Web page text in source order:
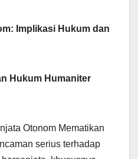
Implikasi Hukum dan
Hukum Humaniter
Otonom Mematikan
serius terhadap